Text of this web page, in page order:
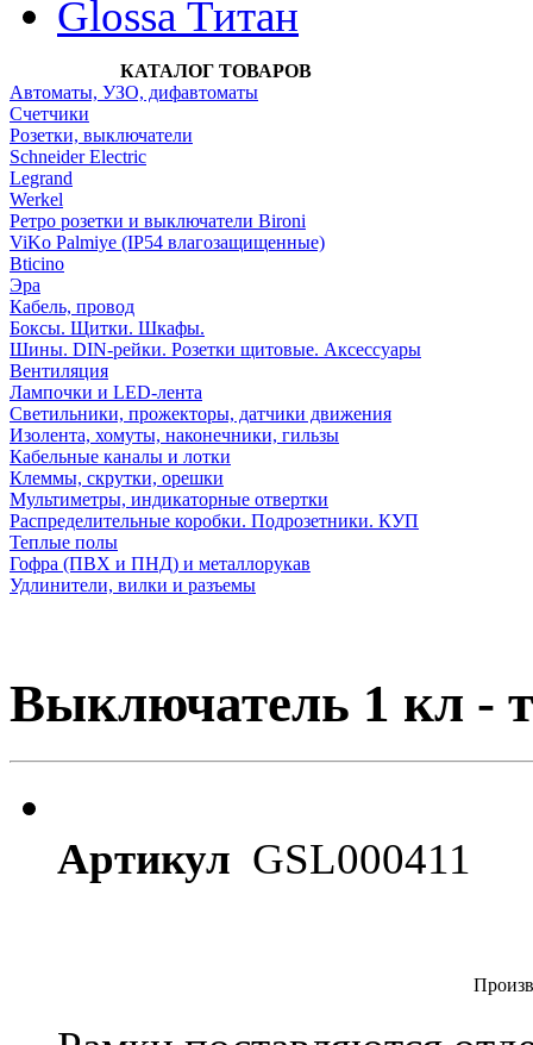
Glossa Титан
КАТАЛОГ ТОВАРОВ
Автоматы, УЗО, дифавтоматы
Счетчики
Розетки, выключатели
Schneider Electric
Legrand
Werkel
Ретро розетки и выключатели Bironi
ViKo Palmiye (IP54 влагозащищенные)
Bticino
Эра
Кабель, провод
Боксы. Щитки. Шкафы.
Шины. DIN-рейки. Розетки щитовые. Аксессуары
Вентиляция
Лампочки и LED-лента
Светильники, прожекторы, датчики движения
Изолента, хомуты, наконечники, гильзы
Кабельные каналы и лотки
Клеммы, скрутки, орешки
Мультиметры, индикаторные отвертки
Распределительные коробки. Подрозетники. КУП
Теплые полы
Гофра (ПВХ и ПНД) и металлорукав
Удлинители, вилки и разъемы
Выключатель 1 кл -
Артикул GSL000411